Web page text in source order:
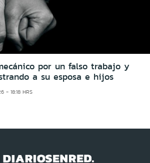
por un falso trabajo y
a su esposa e hijos
- 18:18 HRS